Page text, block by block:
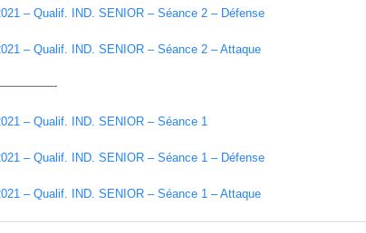
– Qualif. IND. SENIOR – Séance 2 – Défense
– Qualif. IND. SENIOR – Séance 2 – Attaque
– Qualif. IND. SENIOR – Séance 1
– Qualif. IND. SENIOR – Séance 1 – Défense
– Qualif. IND. SENIOR – Séance 1 – Attaque